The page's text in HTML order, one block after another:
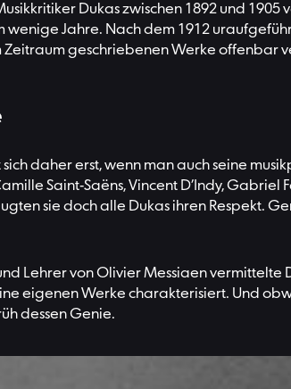
Dukas zwischen 1892 und
Jahre. Nach dem 1912
geschriebenen Werke offenbar
daher erst, wenn man auch seine
Saint-Saëns, Vincent D’Indy,
sie doch alle Dukas ihren Respekt.
Lehrer von Olivier Messiaen
eigenen Werke charakterisiert. Und
dessen Genie.